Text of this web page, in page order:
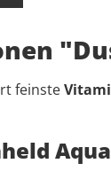
feinste